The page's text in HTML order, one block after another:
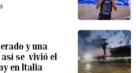
y una
se vivió el
en Italia